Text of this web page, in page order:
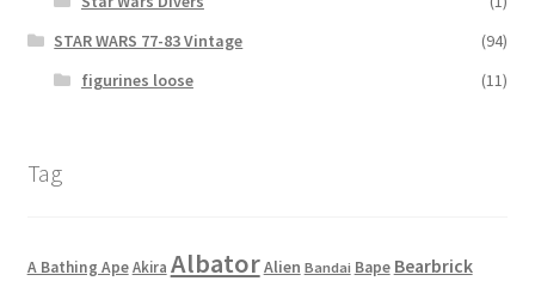
STAR WARS 77-83 Vintage
(94)
figurines loose
(11)
Tag
A Bathing Ape Akira AlbatorAlien Bandai Bape Bearbrick